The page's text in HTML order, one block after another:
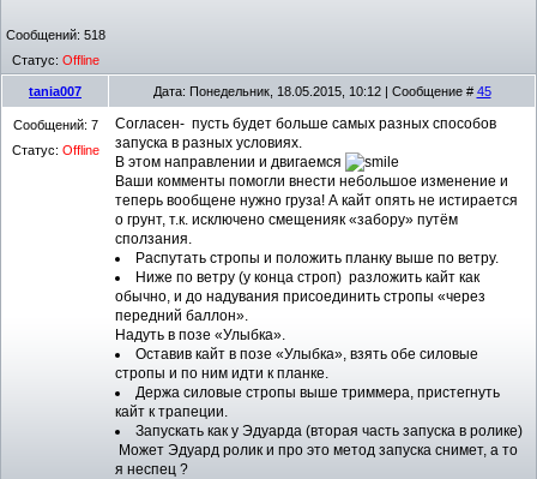
Сообщений: 518
Статус: Offline
tania007 Дата: Понедельник, 18.05.2015, 10:12 | Сообщение # 45
Сообщений: 7
Статус: Offline
Согласен- пусть будет больше самых разных способов
запуска в разных условиях.
В этом направлении и двигаемся
Ваши комменты помогли внести небольшое изменение и
теперь вообщене нужно груза! А кайт опять не истирается
о грунт, т.к. исключено смещенияк «забору» путём
сползания.
Распутать стропы и положить планку выше по ветру.
Ниже по ветру (у конца строп) разложить кайт как
обычно, и до надувания присоединить стропы «через
передний баллон».
Надуть в позе «Улыбка».
Оставив кайт в позе «Улыбка», взять обе силовые
стропы и по ним идти к планке.
Держа силовые стропы выше триммера, пристегнуть
кайт к трапеции.
Запускать как у Эдуарда (вторая часть запуска в ролике)
Может Эдуард ролик и про это метод запуска снимет, а то
я неспец ?